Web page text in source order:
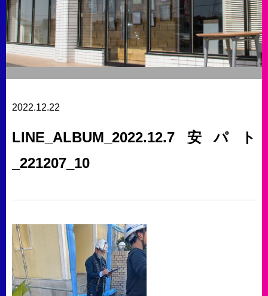
2022.12.22
LINE_ALBUM_2022.12.7安パト
_221207_10